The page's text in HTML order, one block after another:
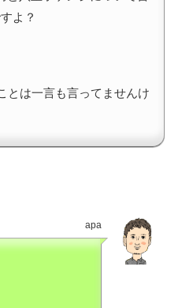
よ？
とは一言も言ってませんけ
apa